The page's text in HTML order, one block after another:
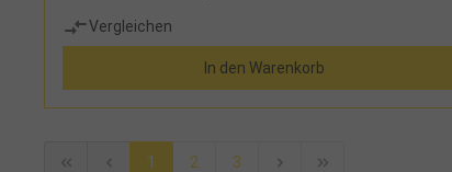
Vergleichen
In den Warenkorb
1 2 3